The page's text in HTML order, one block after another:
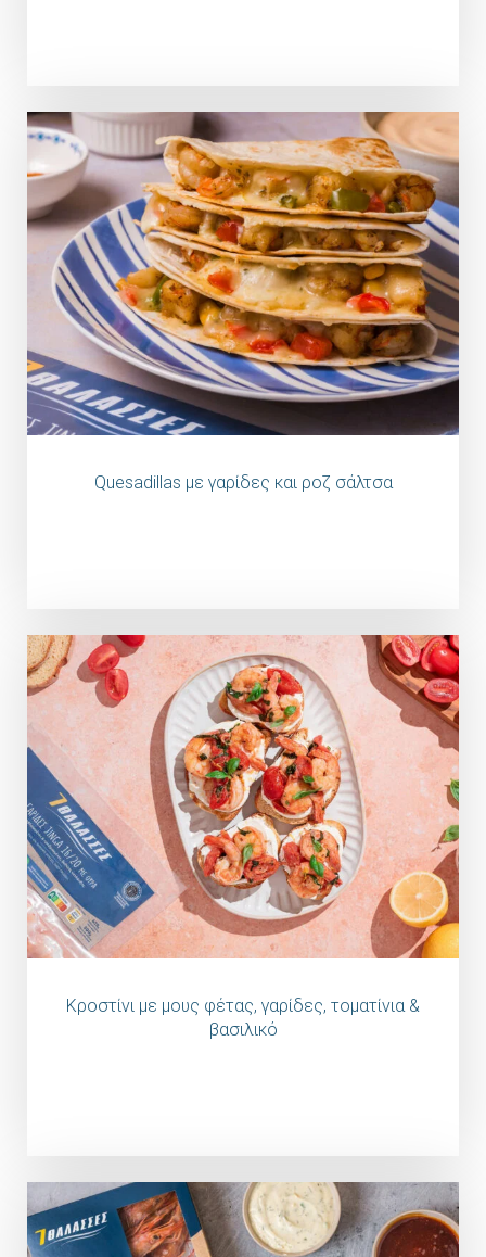
Quesadillas με γαρίδες και ροζ σάλτσα
Κροστίνι με μους φέτας, γαρίδες, τοματίνια &
βασιλικό